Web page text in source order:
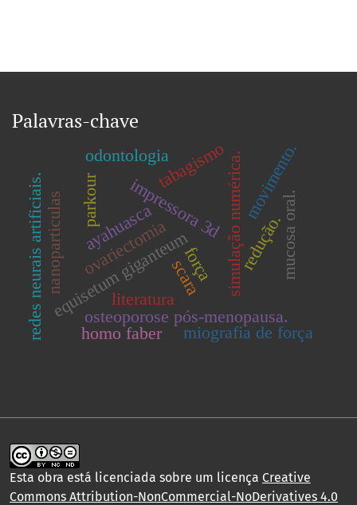
Palavras-chave
impressora 3d
scara simulação numérica.
equisetum giganteum
ovariectomia
osteoporose pós-menopausa.
miografia de força
redes neurais artificiais. ayahuasca
tabagismo
redução.
força
movimento.
odontologia
mucosa oral.
parkour
nanoparticulas
literatura
homo faber
Esta obra está licenciada sobre um licença Creative
Commons Attribution-NonCommercial-NoDerivatives 4.0